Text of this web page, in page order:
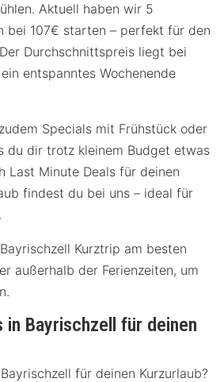
Aktuell haben wir 5
bei 107€ starten – perfekt für den
Durchschnittspreis liegt bei
entspanntes Wochenende
Specials mit Frühstück oder
du dir trotz kleinem Budget etwas
Last Minute Deals für deinen
findest du bei uns – ideal für
Kurztrip am besten
außerhalb der Ferienzeiten, um
Bayrischzell für deinen
für deinen Kurzurlaub?